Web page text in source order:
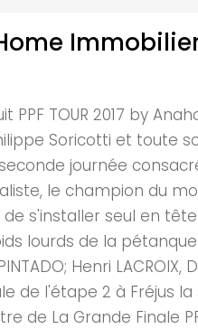
PPF TOUR 2017 by
Soricotti et toute
journée
le champion du
s'installer seul en tête
lourds de la pétanque
Henri
de l'étape 2 à Fréjus
de La Grande Finale